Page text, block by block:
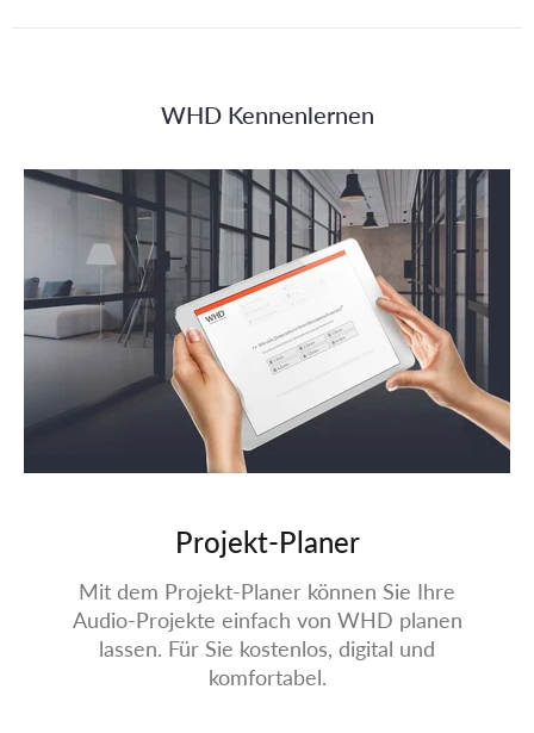
WHD Kennenlernen
Projekt-Planer
Mit dem Projekt-Planer können Sie Ihre
Audio-Projekte einfach von WHD planen
lassen. Für Sie kostenlos, digital und
komfortabel.